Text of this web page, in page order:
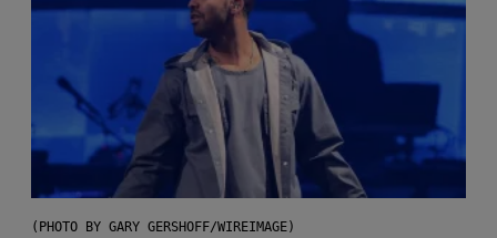
(PHOTO BY GARY GERSHOFF/WIREIMAGE)